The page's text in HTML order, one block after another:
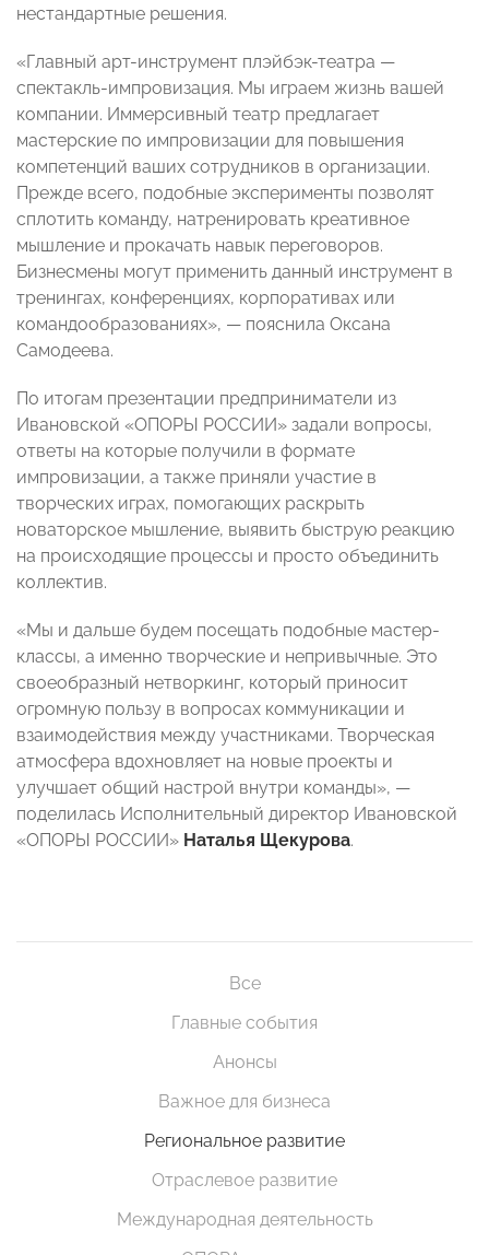
нестандартные решения.
«Главный арт-инструмент плэйбэк-театра —
спектакль-импровизация. Мы играем жизнь вашей
компании. Иммерсивный театр предлагает
мастерские по импровизации для повышения
компетенций ваших сотрудников в организации.
Прежде всего, подобные эксперименты позволят
сплотить команду, натренировать креативное
мышление и прокачать навык переговоров.
Бизнесмены могут применить данный инструмент в
тренингах, конференциях, корпоративах или
командообразованиях», — пояснила Оксана
Самодеева.
По итогам презентации предприниматели из
Ивановской «ОПОРЫ РОССИИ» задали вопросы,
ответы на которые получили в формате
импровизации, а также приняли участие в
творческих играх, помогающих раскрыть
новаторское мышление, выявить быструю реакцию
на происходящие процессы и просто объединить
коллектив.
«Мы и дальше будем посещать подобные мастер-
классы, а именно творческие и непривычные. Это
своеобразный нетворкинг, который приносит
огромную пользу в вопросах коммуникации и
взаимодействия между участниками. Творческая
атмосфера вдохновляет на новые проекты и
улучшает общий настрой внутри команды», —
поделилась Исполнительный директор Ивановской
«ОПОРЫ РОССИИ» Наталья Щекурова.
Все
Главные события
Анонсы
Важное для бизнеса
Региональное развитие
Отраслевое развитие
Международная деятельность